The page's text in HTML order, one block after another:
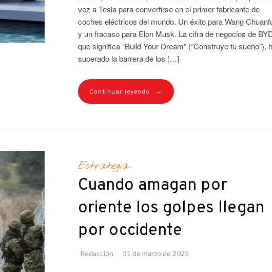
vez a Tesla para convertirse en el primer fabricante de
coches eléctricos del mundo. Un éxito para Wang
y un fracaso para Elon Musk. La cifra de negocios de
que significa “Build Your Dream” (“Construye tu sueño”),
superado la barrera de los […]
Continuar leyendo →
Estrategia
Cuando amagan por
oriente los golpes llegan
por occidente
Redacción 31 de marzo de 2025